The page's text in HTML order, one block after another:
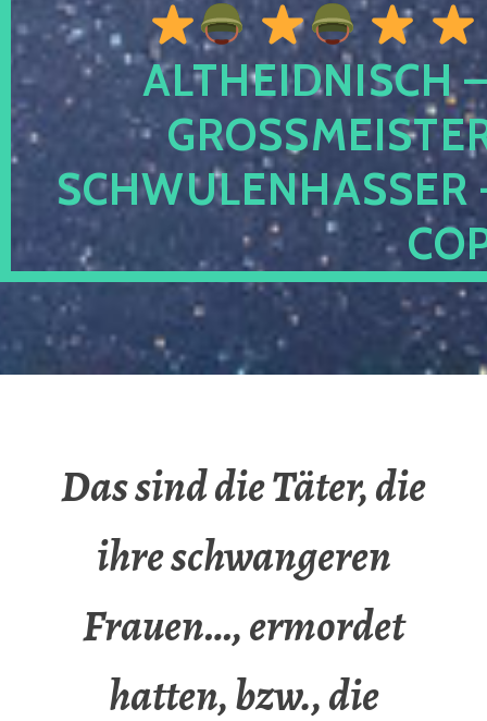
ALTHEIDNISCH
CHWULENHASSER
Das sind die Täter, die
ihre schwangeren
Frauen…, ermordet
hatten, bzw., die